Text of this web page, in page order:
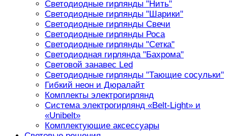
Светодиодные гирлянды "Нить"
Светодиодные гирлянды "Шарики"
Светодиодные гирлянды Свечи
Светодиодные гирлянды Роса
Светодиодные гирлянды "Сетка"
Светодиодная гирлянда "Бахрома"
Световой занавес Led
Светодиодные гирлянды "Тающие сосульки"
Гибкий неон и Дюралайт
Комплекты электрогирлянд
Система электрогирлянд «Belt-Light» и
«Unibelt»
Комплектующие аксессуары